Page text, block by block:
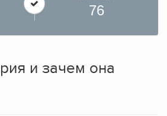
76
и зачем она